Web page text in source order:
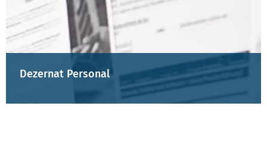
Dezernat Personal